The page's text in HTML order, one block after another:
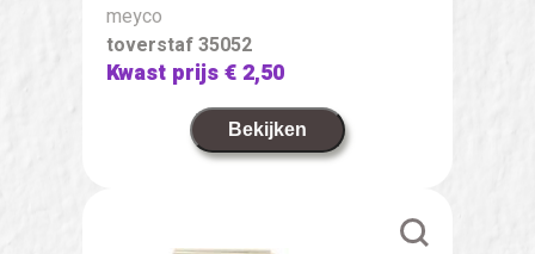
meyco
toverstaf 35052
Kwast prijs€ 2,50
Bekijken